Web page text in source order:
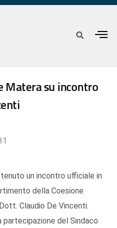
Matera su incontro
un incontro ufficiale in
della Coesione
Claudio De Vincenti.
partecipazione del Sindaco